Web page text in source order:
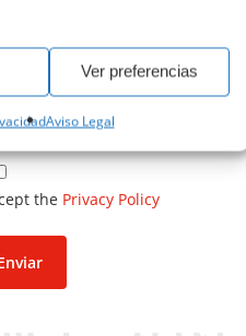
Ver preferencias
Aviso Legal
mail (requerido)
the Privacy Policy